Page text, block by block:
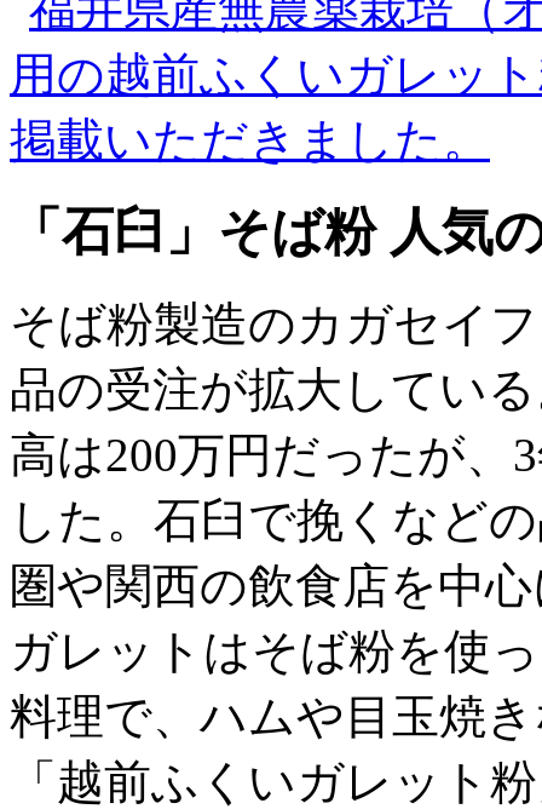
「石臼」そば粉 人気
そば粉製造のカガセイ
品の受注が拡大してい
高は200万円だったが、
した。石臼で挽くなど
圏や関西の飲食店を中
ガレットはそば粉を使
料理で、ハムや目玉焼
「越前ふくいガレット